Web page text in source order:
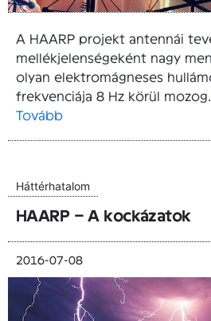
A HAARP projekt antennái
mellékjelenségeként nagy
olyan elektromágneses
frekvenciája 8 Hz körül mozog.
Tovább
Háttérhatalom
HAARP – A kockázatok
2016-07-08